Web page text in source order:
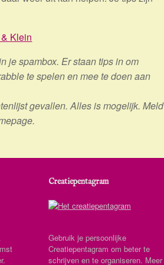
Klein
je spambox. Er staan tips in om
te spelen en mee te doen aan
gevallen. Alles is mogelijk. Meld
Creatiepentagram
Gebruik je persoonlijke
Creatiepentagram om beter te
schrijven en te organiseren. Meer